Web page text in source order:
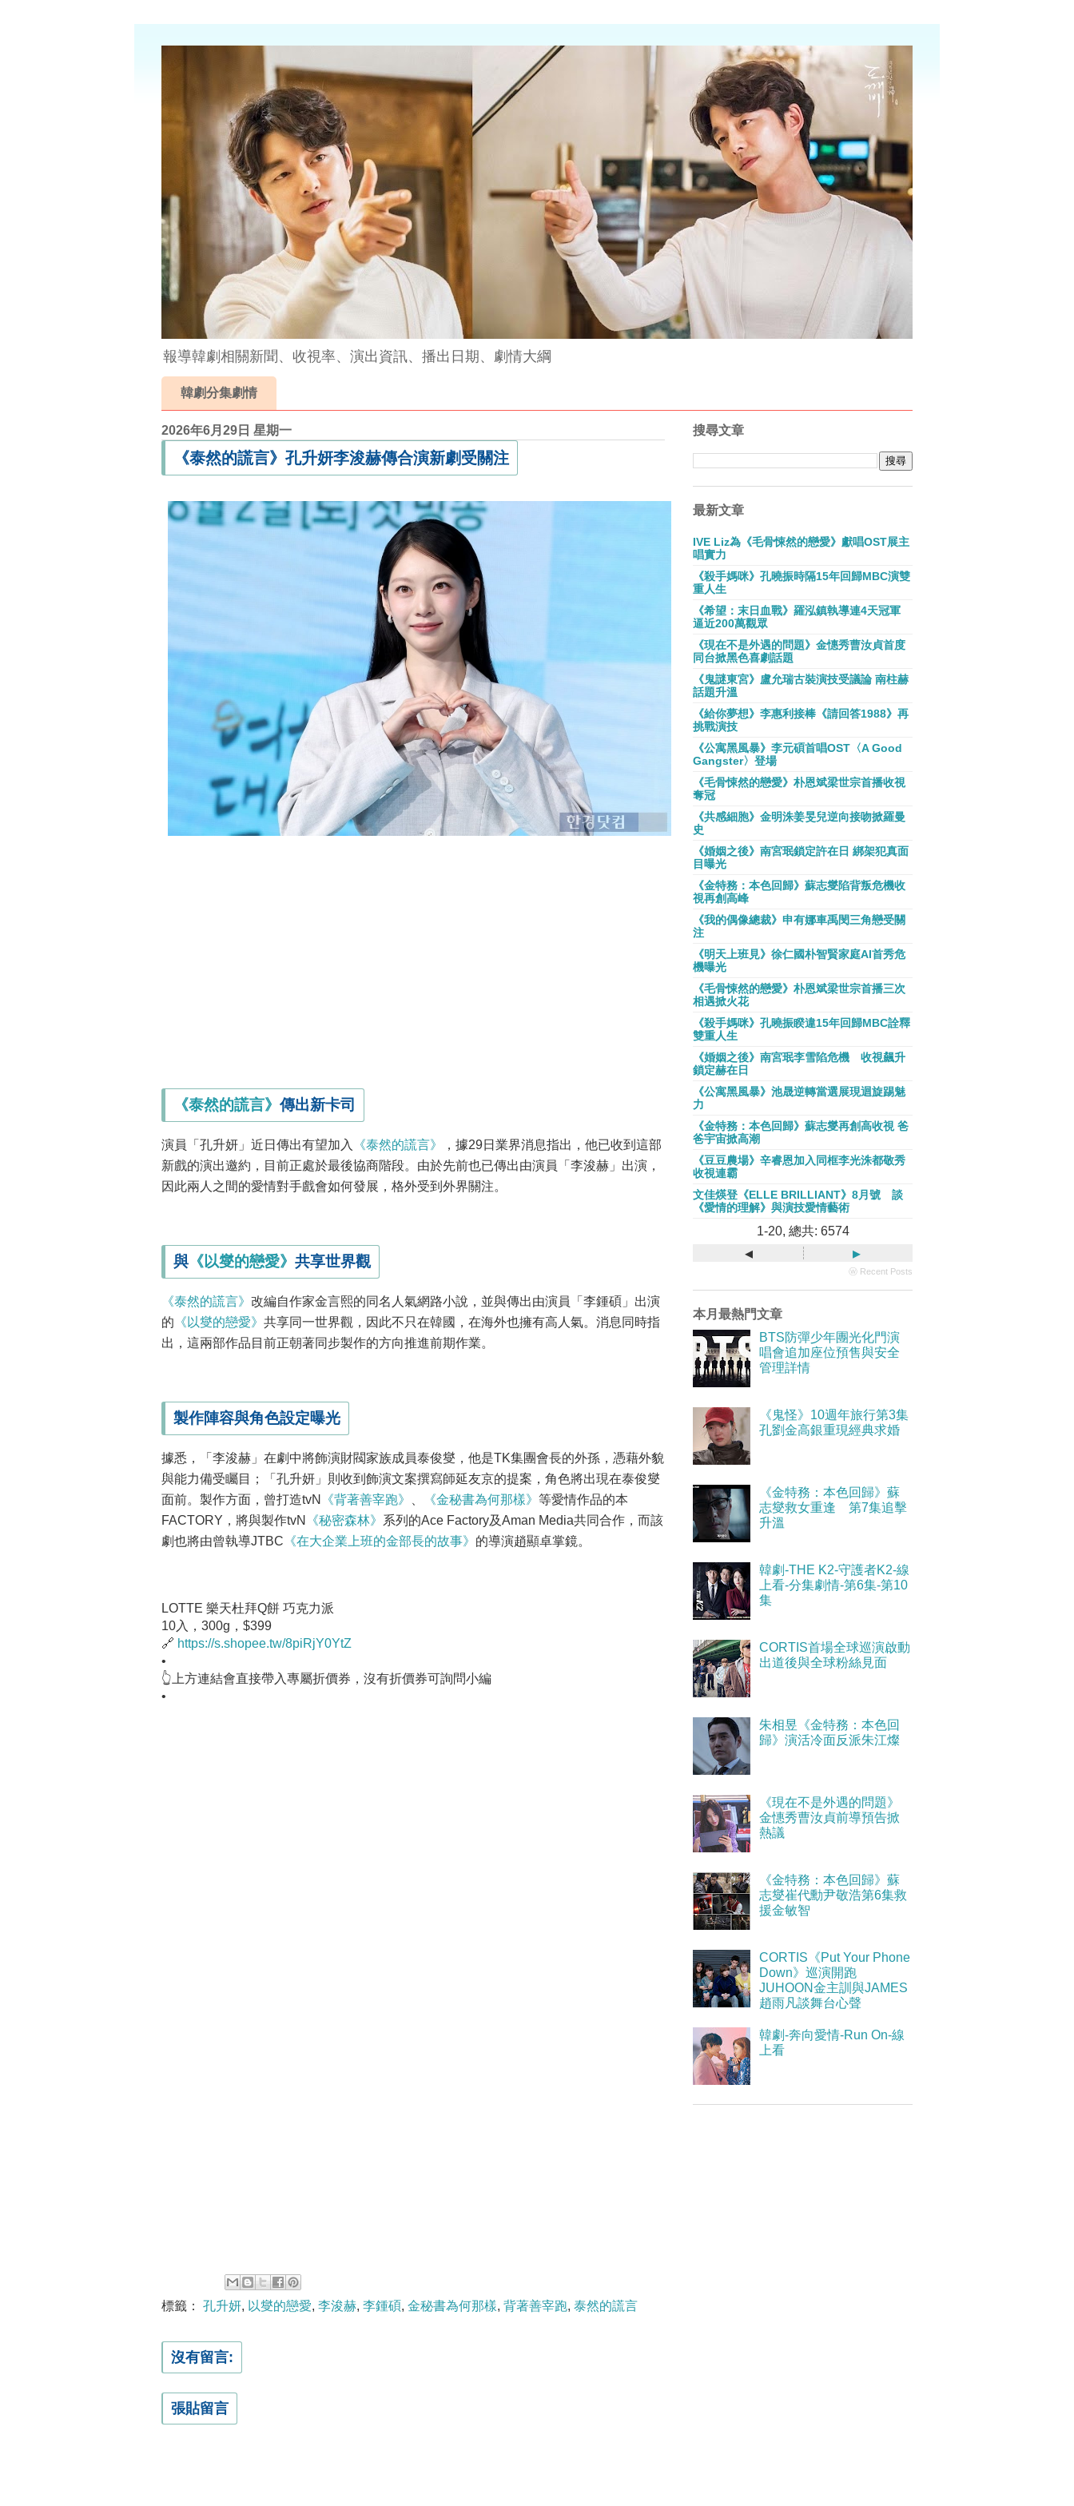
報導韓劇相關新聞、收視率、演出資訊、播出日期、劇情大綱
韓劇分集劇情
2026年6月29日 星期一
《泰然的謊言》孔升妍李浚赫傳合演新劇受關注
《泰然的謊言》 傳出新卡司
演員「孔升妍」近日傳出有望加入 《泰然的謊言》
，據29日業界消息指出，他已收到這部
新戲的演出邀約，目前正處於最後協商階段。由於先前也已傳出由演員「李浚赫」出演，
因此兩人之間的愛情對手戲會如何發展，格外受到外界關注。
與 《以燮的戀愛》 共享世界觀
《泰然的謊言》 改編自作家金言熙的同名人氣網路小說，並與傳出由演員「李鍾碩」出演
的 《以燮的戀愛》 共享同一世界觀，因此不只在韓國，在海外也擁有高人氣。消息同時指
出，這兩部作品目前正朝著同步製作的方向推進前期作業。
製作陣容與角色設定曝光
據悉，「李浚赫」在劇中將飾演財閥家族成員泰俊燮，他是TK集團會長的外孫，憑藉外貌
與能力備受矚目；「孔升妍」則收到飾演文案撰寫師延友京的提案，角色將出現在泰俊燮
面前。製作方面，曾打造tvN
《背著善宰跑》 、 《金秘書為何那樣》 等愛情作品的本
FACTORY，將與製作tvN
《秘密森林》 系列的Ace Factory及Aman Media共同合作，而該
劇也將由曾執導JTBC 《在大企業上班的金部長的故事》 的導演趙顯卓掌鏡。
LOTTE 樂天杜拜Q餅 巧克力派
10入，300g，$399
🔗 https://s.shopee.tw/8piRjY0YtZ
•
👆上方連結會直接帶入專屬折價券，沒有折價券可詢問小編
•
標籤： 孔升妍, 以燮的戀愛, 李浚赫, 李鍾碩, 金秘書為何那樣, 背著善宰跑, 泰然的謊言
沒有留言:
張貼留言
搜尋文章
最新文章
IVE Liz為《毛骨悚然的戀愛》獻唱OST展主
唱實力
《殺手媽咪》孔曉振時隔15年回歸MBC演雙
重人生
《希望：末日血戰》羅泓鎮執導連4天冠軍
逼近200萬觀眾
《現在不是外遇的問題》金憓秀曹汝貞首度
同台掀黑色喜劇話題
《鬼謎東宮》盧允瑞古裝演技受議論 南柱赫
話題升溫
《給你夢想》李惠利接棒《請回答1988》再
挑戰演技
《公寓黑風暴》李元碩首唱OST〈A Good
Gangster〉登場
《毛骨悚然的戀愛》朴恩斌梁世宗首播收視
奪冠
《共感細胞》金明洙姜旻兒逆向接吻掀羅曼
史
《婚姻之後》南宮珉鎖定許在日 綁架犯真面
目曝光
《金特務：本色回歸》蘇志燮陷背叛危機收
視再創高峰
《我的偶像總裁》申有娜車禹閔三角戀受關
注
《明天上班見》徐仁國朴智賢家庭AI首秀危
機曝光
《毛骨悚然的戀愛》朴恩斌梁世宗首播三次
相遇掀火花
《殺手媽咪》孔曉振睽違15年回歸MBC詮釋
雙重人生
《婚姻之後》南宮珉李雪陷危機 收視飆升
鎖定赫在日
《公寓黑風暴》池晟逆轉當選展現迴旋踢魅
力
《金特務：本色回歸》蘇志燮再創高收視 爸
爸宇宙掀高潮
《豆豆農場》辛睿恩加入同框李光洙都敬秀
收視連霸
文佳煐登《ELLE BRILLIANT》8月號 談
《愛情的理解》與演技愛情藝術
1-20, 總共: 6574
◂ ▸
ⓦ Recent Posts
本月最熱門文章
BTS防彈少年團光化門演
唱會追加座位預售與安全
管理詳情
《鬼怪》10週年旅行第3集
孔劉金高銀重現經典求婚
《金特務：本色回歸》蘇
志燮救女重逢 第7集追擊
升溫
韓劇-THE K2-守護者K2-線
上看-分集劇情-第6集-第10
集
CORTIS首場全球巡演啟動
出道後與全球粉絲見面
朱相昱《金特務：本色回
歸》演活冷面反派朱江燦
《現在不是外遇的問題》
金憓秀曹汝貞前導預告掀
熱議
《金特務：本色回歸》蘇
志燮崔代勳尹敬浩第6集救
援金敏智
CORTIS《Put Your Phone
Down》巡演開跑
JUHOON金主訓與JAMES
趙雨凡談舞台心聲
韓劇-奔向愛情-Run On-線
上看